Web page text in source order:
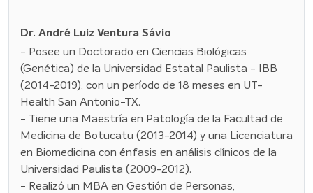
Dr. André Luiz Ventura Sávio
- Posee un Doctorado en Ciencias Biológicas
(Genética) de la Universidad Estatal Paulista - IBB
(2014-2019), con un período de 18 meses en UT-
Health San Antonio-TX.
- Tiene una Maestría en Patología de la Facultad de
Medicina de Botucatu (2013-2014) y una Licenciatura
en Biomedicina con énfasis en análisis clínicos de la
Universidad Paulista (2009-2012).
- Realizó un MBA en Gestión de Personas,